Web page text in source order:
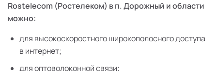
Rostelecom (Ростелеком) в п. Дорожный и области
можно:
для высокоскоростного широкополосного доступа
в интернет;
для оптоволоконной связи;